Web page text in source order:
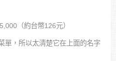
（約台幣126元）
單，所以太清楚它在上面的名字